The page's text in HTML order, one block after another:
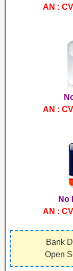
AN :
AN :
No
AN :
Bank
Open